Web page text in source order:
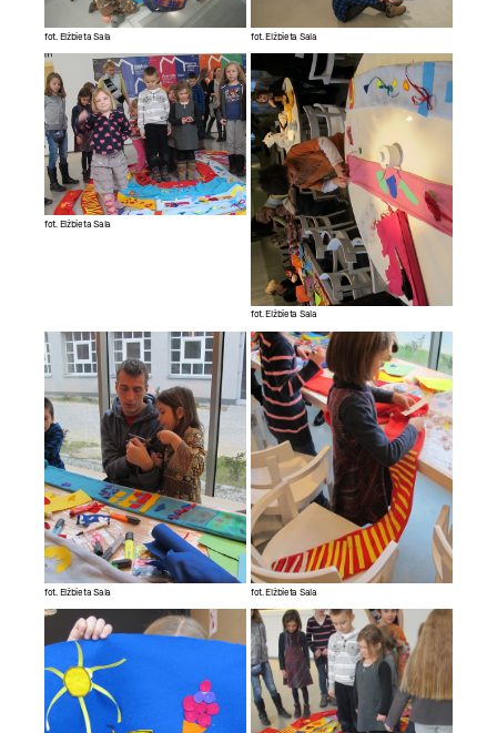
fot. Elżbieta Sala fot. Elżbieta Sala
fot. Elżbieta Sala
fot. Elżbieta Sala
fot. Elżbieta Sala fot. Elżbieta Sala